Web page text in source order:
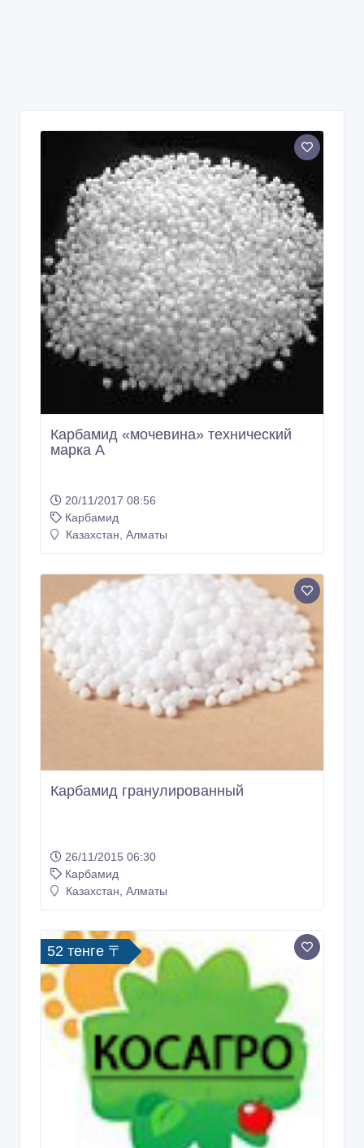
Карбамид «мочевина» технический
марка А
20/11/2017 08:56
Карбамид
Казахстан, Алматы
Карбамид гранулированный
26/11/2015 06:30
Карбамид
Казахстан, Алматы
52 тенге 〒